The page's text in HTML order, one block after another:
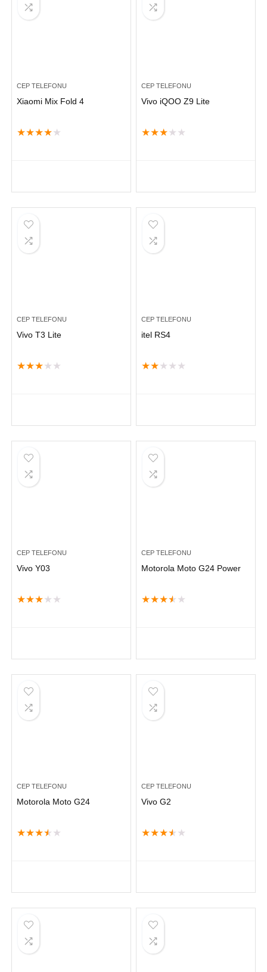
CEP TELEFONU
Xiaomi Mix Fold 4
★★★★ ★
CEP TELEFONU
Vivo iQOO Z9 Lite
★★★ ★ ★
CEP TELEFONU
Vivo T3 Lite
★★★ ★ ★
CEP TELEFONU
itel RS4
★★ ★ ★ ★
CEP TELEFONU
Vivo Y03
★★★ ★ ★
CEP TELEFONU
Motorola Moto G24 Power
★★★★ ★
CEP TELEFONU
Motorola Moto G24
★★★★ ★
CEP TELEFONU
Vivo G2
★★★★ ★